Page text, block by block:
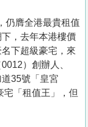
仍膺全港最貴租值
，去年本港樓價
下超級豪宅，來
）創辦人、
35號「皇宮
宅「租值王」，但